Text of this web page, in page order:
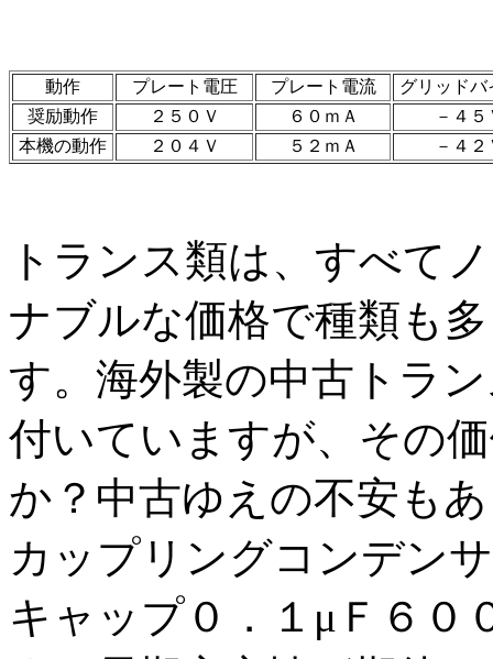
動作 プレート電圧 プレート電流
グリッドバ
奨励動作
２５０Ｖ ６０ｍＡ
－４５
本機の動作
２０４Ｖ ５２ｍＡ －４２
トランス類は、すべて
ナブルな価格で種類も
す。海外製の中古トラ
付いていますが、その
か？中古ゆえの不安も
カップリングコンデン
キャップ０．１μＦ６０